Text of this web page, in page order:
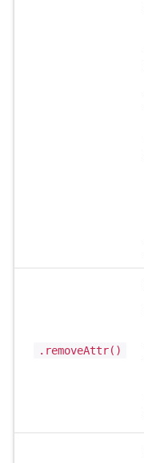
.removeAttr()